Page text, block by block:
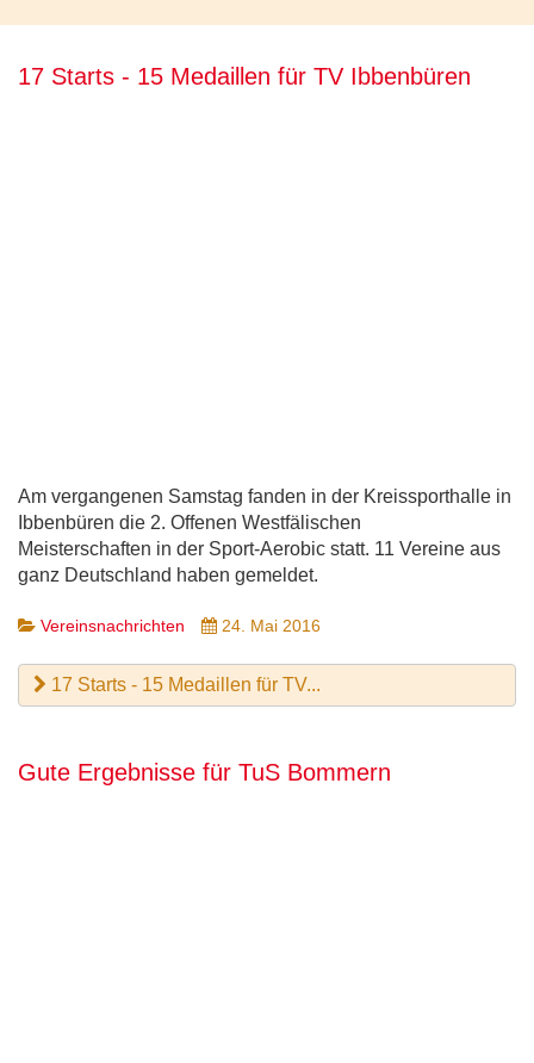
17 Starts - 15 Medaillen für TV Ibbenbüren
Am vergangenen Samstag fanden in der Kreissporthalle in
Ibbenbüren die 2. Offenen Westfälischen
Meisterschaften in der Sport-Aerobic statt. 11 Vereine aus
ganz Deutschland haben gemeldet.
Vereinsnachrichten 24. Mai 2016
17 Starts - 15 Medaillen für TV...
Gute Ergebnisse für TuS Bommern